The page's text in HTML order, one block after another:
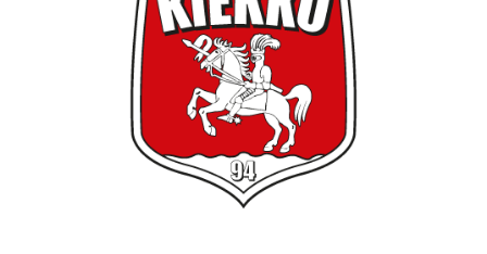
Ajankohtaista